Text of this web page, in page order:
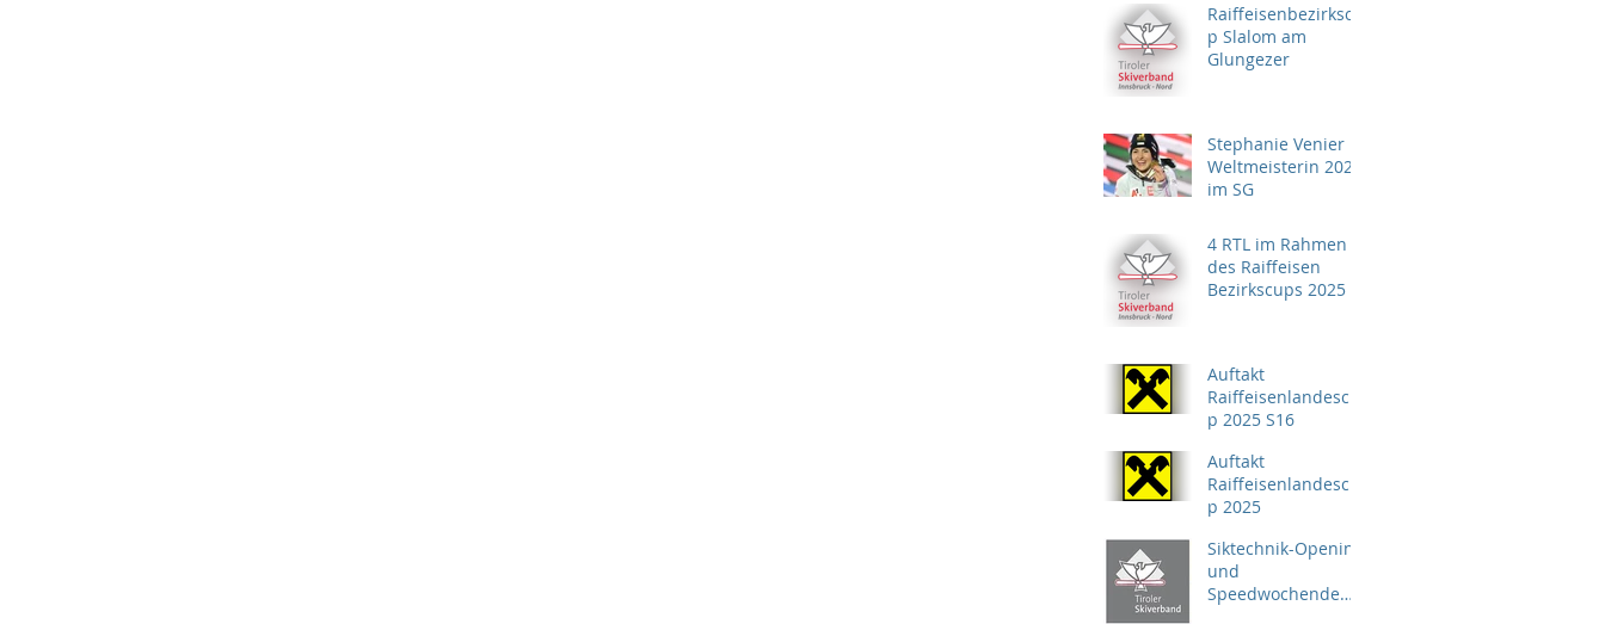
Raiffeisenbezirkscu
p Slalom am
Glungezer
Stephanie Venier
Weltmeisterin 2025
im SG
4 RTL im Rahmen
des Raiffeisen
Bezirkscups 2025
Auftakt
Raiffeisenlandescu
p 2025 S16
Auftakt
Raiffeisenlandescu
p 2025
Siktechnik-Opening
und
Speedwochende